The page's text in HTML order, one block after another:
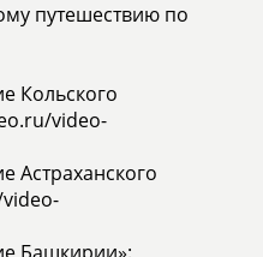
путешествию по
Кольского
video-
Астраханского